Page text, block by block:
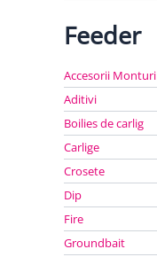
Feeder
Accesorii Monturi
Aditivi
Boilies de carlig
Carlige
Crosete
Dip
Fire
Groundbait